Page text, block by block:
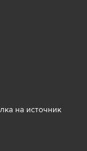
на источник